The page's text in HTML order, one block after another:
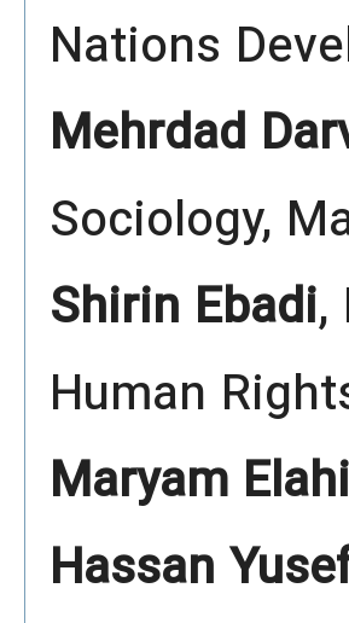
Nations
Mehrdad
Sociology,
Shirin Ebadi,
Human
Maryam Elahi
Hassan